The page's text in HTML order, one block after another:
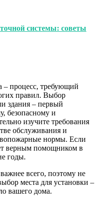
системы: советы
– процесс, требующий
правил. Выбор
здания – первый
безопасному и
изучите требования
обслуживания и
нормы. Если
верным помощником в
годы.
всего, поэтому не
места для установки –
вашего дома.